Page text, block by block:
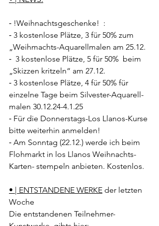
⁃ !Weihnachtsgeschenke!  :
⁃ 3 kostenlose Plätze, 3 für 50% zum
„Weihmachts-Aquarellmalen am 25.12.
⁃  3 kostenlose Plätze, 5 für 50%  beim
„Skizzen kritzeln“ am 27.12.
⁃ 3 kostenlose Plätze, 4 für 50% für
einzelne Tage beim Silvester-Aquarell-
malen 30.12.24-4.1.25
⁃ Für die Donnerstags-Los Llanos-Kurse
bitte weiterhin anmelden!
⁃ Am Sonntag (22.12.) werde ich beim
Flohmarkt in los Llanos Weihnachts-
Karten- stempeln anbieten. Kostenlos.
• | ENTSTANDENE WERKE der letzten
Woche
Die entstandenen Teilnehmer-